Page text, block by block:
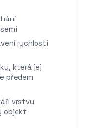
rychlosti
která jej
předem
vrstvu
objekt